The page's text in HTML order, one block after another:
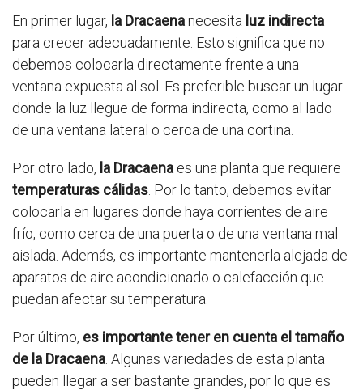
En primer lugar, la Dracaenanecesita luz indirecta
para crecer adecuadamente. Esto significa que no
debemos colocarla directamente frente a una
ventana expuesta al sol. Es preferible buscar un lugar
donde la luz llegue de forma indirecta, como al lado
de una ventana lateral o cerca de una cortina.
Por otro lado, la Dracaena es una planta que requiere
temperaturas cálidas . Por lo tanto, debemos evitar
colocarla en lugares donde haya corrientes de aire
frío, como cerca de una puerta o de una ventana mal
aislada. Además, es importante mantenerla alejada de
aparatos de aire acondicionado o calefacción que
puedan afectar su temperatura.
Por último, es importante tener en cuenta el tamaño
de la Dracaena . Algunas variedades de esta planta
pueden llegar a ser bastante grandes, por lo que es